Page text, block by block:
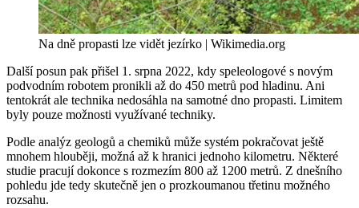
Na dně propasti lze vidět jezírko | Wikimedia.org
Další posun pak přišel 1. srpna 2022, kdy speleologové s novým
podvodním robotem pronikli až do 450 metrů pod hladinu. Ani
tentokrát ale technika nedosáhla na samotné dno propasti. Limitem
byly pouze možnosti využívané techniky.
Podle analýz geologů a chemiků může systém pokračovat ještě
mnohem hlouběji, možná až k hranici jednoho kilometru. Některé
studie pracují dokonce s rozmezím 800 až 1200 metrů. Z dnešního
pohledu jde tedy skutečně jen o prozkoumanou třetinu možného
rozsahu.